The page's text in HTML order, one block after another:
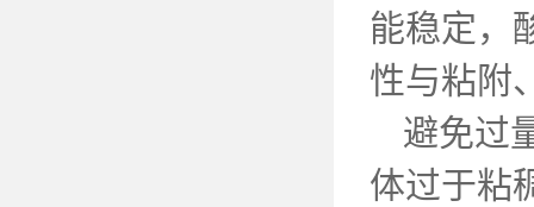
能稳定，
性与粘附
避免过
体过于粘